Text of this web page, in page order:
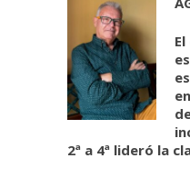
2ª a 4ª lideró la